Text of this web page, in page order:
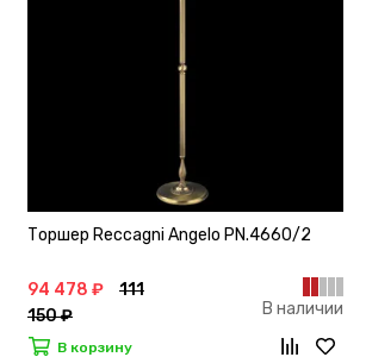
Торшер Reccagni Angelo PN.4660/2
94 478 ₽
111
150 ₽
В наличии
В корзину